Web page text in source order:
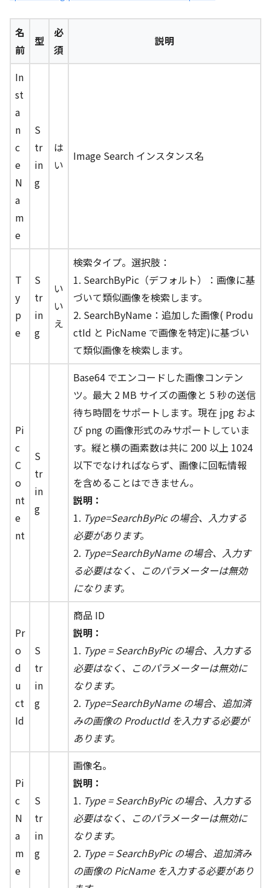
名
前
型
必
須
説明
In
st
a
n
c
e
N
a
m
e
S
tr
in
g
は
い
Image Search インスタンス名
T
y
p
e
S
tr
in
g
い
い
え
検索タイプ。選択肢：
1. SearchByPic（デフォルト）：画像に基
づいて類似画像を検索します。
2. SearchByName：追加した画像( Produ
ctId と PicName で画像を特定)に基づい
て類似画像を検索します。
Pi
c
C
o
nt
e
nt
S
tr
in
g
Base64 でエンコードした画像コンテン
ツ。最大 2 MB サイズの画像と 5 秒の送信
待ち時間をサポートします。現在 jpg およ
び png の画像形式のみサポートしていま
す。縦と横の画素数は共に 200 以上 1024
以下でなければならず、画像に回転情報
を含めることはできません。
説明：
1. Type=SearchByPic の場合、入力する
必要があります。
2. Type=SearchByName の場合、入力す
る必要はなく、このパラメーターは無効
になります。
Pr
o
d
u
ct
Id
S
tr
in
g
商品 ID
説明：
1. Type = SearchByPic の場合、入力する
必要はなく、このパラメーターは無効に
なります。
2. Type=SearchByName の場合、追加済
みの画像の ProductId を入力する必要が
あります。
Pi
c
N
a
m
e
S
tr
in
g
画像名。
説明：
1. Type = SearchByPic の場合、入力する
必要はなく、このパラメーターは無効に
なります。
2. Type = SearchByPic の場合、追加済み
の画像の PicName を入力する必要があり